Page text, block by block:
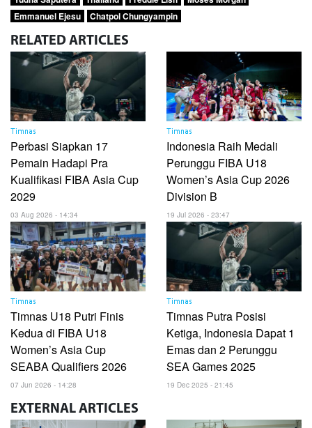
Emmanuel Ejesu
Chatpol Chungyampin
RELATED ARTICLES
Timnas
Perbasi Siapkan 17
Pemain Hadapi Pra
Kualifikasi FIBA Asia Cup
2029
03 Aug 2026 - 14:34
Timnas
Indonesia Raih Medali
Perunggu FIBA U18
Women’s Asia Cup 2026
Division B
19 Jul 2026 - 23:47
Timnas
Timnas U18 Putri Finis
Kedua di FIBA U18
Women’s Asia Cup
SEABA Qualifiers 2026
07 Jun 2026 - 14:28
Timnas
Timnas Putra Posisi
Ketiga, Indonesia Dapat 1
Emas dan 2 Perunggu
SEA Games 2025
19 Dec 2025 - 21:45
EXTERNAL ARTICLES